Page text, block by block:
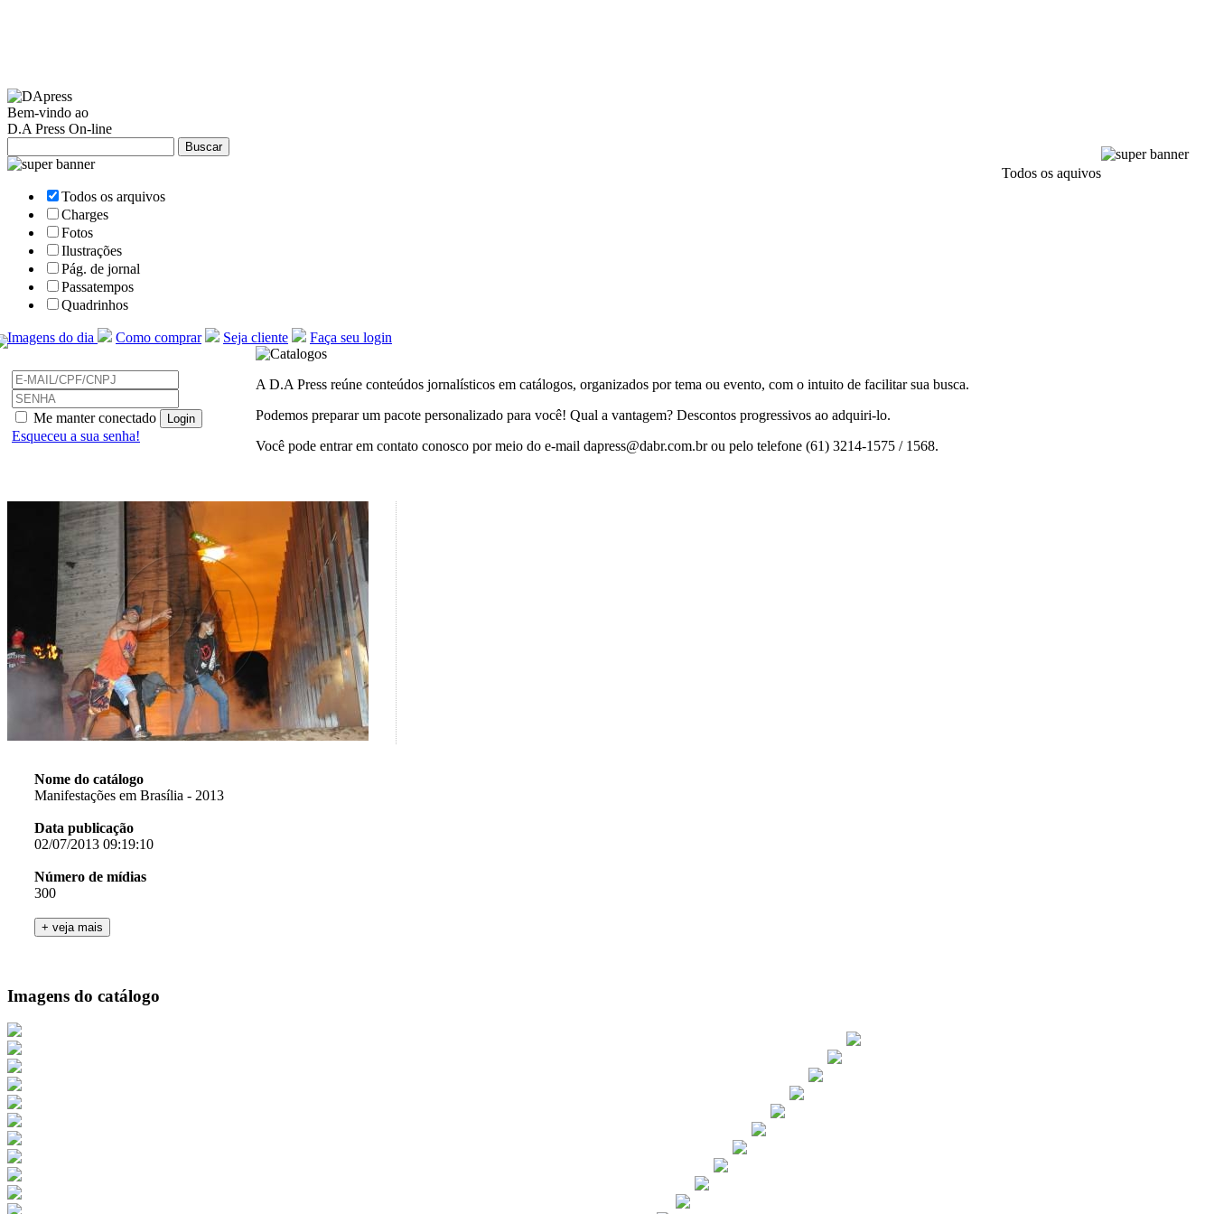
Bem-vindo ao
D.A Press On-line
Todos os aquivos
Todos os arquivos
Charges
Fotos
Ilustrações
Pág. de jornal
Passatempos
Quadrinhos
Imagens do dia Como comprar Seja cliente Faça seu login
Me manter conectado
Esqueceu a sua senha!
A D.A Press reúne conteúdos jornalísticos em catálogos, organizados por tema ou evento, com o intuito de facilitar sua busca.
Podemos preparar um pacote personalizado para você! Qual a vantagem? Descontos progressivos ao adquiri-lo.
Você pode entrar em contato conosco por meio do e-mail dapress@dabr.com.brou pelo telefone (61) 3214-1575 / 1568.
Nome do catálogo
Manifestações em Brasília - 2013
Data publicação
02/07/2013 09:19:10
Número de mídias
300
Imagens do catálogo